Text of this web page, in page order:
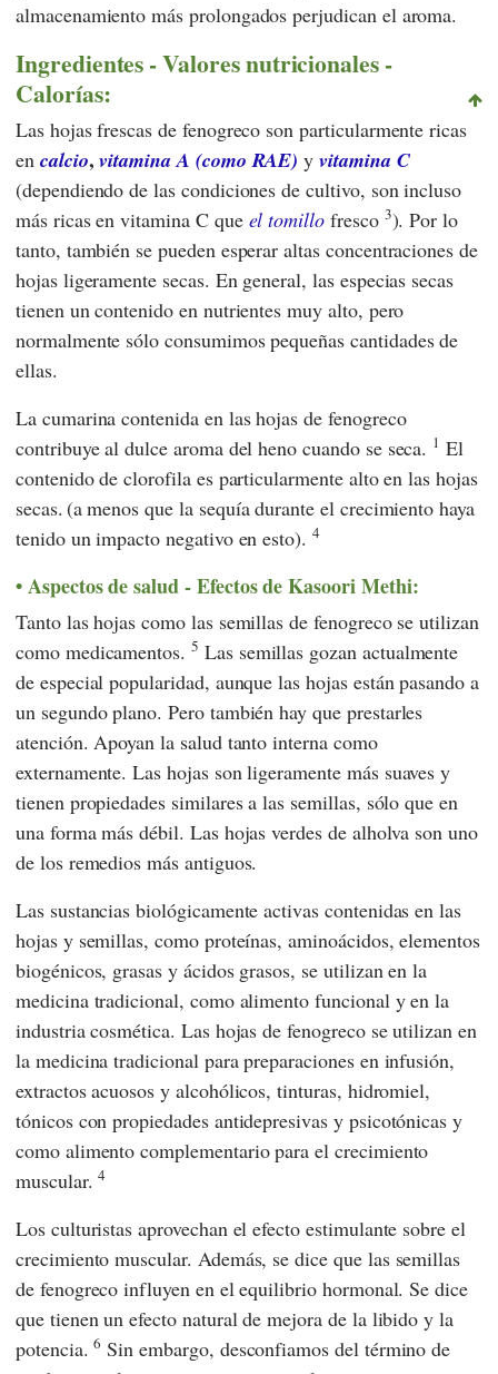
almacenamiento más prolongados perjudican el aroma.
Ingredientes - Valores nutricionales -
Calorías:
Las hojas frescas de fenogreco son particularmente ricas
en calcio, vitamina A (como RAE) yvitamina C
(dependiendo de las condiciones de cultivo, son incluso
más ricas en vitamina C que el tomillofresco 3). Por lo
tanto, también se pueden esperar altas concentraciones de
hojas ligeramente secas. En general, las especias secas
tienen un contenido en nutrientes muy alto, pero
normalmente sólo consumimos pequeñas cantidades de
ellas.
La cumarina contenida en las hojas de fenogreco
contribuye al dulce aroma del heno cuando se seca. 1 El
contenido de clorofila es particularmente alto en las hojas
secas. (a menos que la sequía durante el crecimiento haya
tenido un impacto negativo en esto).4
Aspectos de salud - Efectos de Kasoori Methi:
Tanto las hojas como las semillas de fenogreco se utilizan
como medicamentos. 5 Las semillas gozan actualmente
de especial popularidad, aunque las hojas están pasando a
un segundo plano. Pero también hay que prestarles
atención. Apoyan la salud tanto interna como
externamente. Las hojas son ligeramente más suaves y
tienen propiedades similares a las semillas, sólo que en
una forma más débil. Las hojas verdes de alholva son uno
de los remedios más antiguos.
Las sustancias biológicamente activas contenidas en las
hojas y semillas, como proteínas, aminoácidos, elementos
biogénicos, grasas y ácidos grasos, se utilizan en la
medicina tradicional, como alimento funcional y en la
industria cosmética. Las hojas de fenogreco se utilizan en
la medicina tradicional para preparaciones en infusión,
extractos acuosos y alcohólicos, tinturas, hidromiel,
tónicos con propiedades antidepresivas y psicotónicas y
como alimento complementario para el crecimiento
muscular.4
Los culturistas aprovechan el efecto estimulante sobre el
crecimiento muscular. Además, se dice que las semillas
de fenogreco influyen en el equilibrio hormonal. Se dice
que tienen un efecto natural de mejora de la libido y la
potencia.6 Sin embargo, desconfiamos del término de